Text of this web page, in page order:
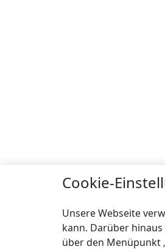
Cookie-
Unsere Webseite
kann. Darüber
über den Menüpunkt